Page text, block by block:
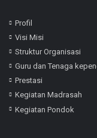
Profil
Visi Misi
Struktur Organisasi
Guru dan Tenaga
Prestasi
Kegiatan Madrasah
Kegiatan Pondok